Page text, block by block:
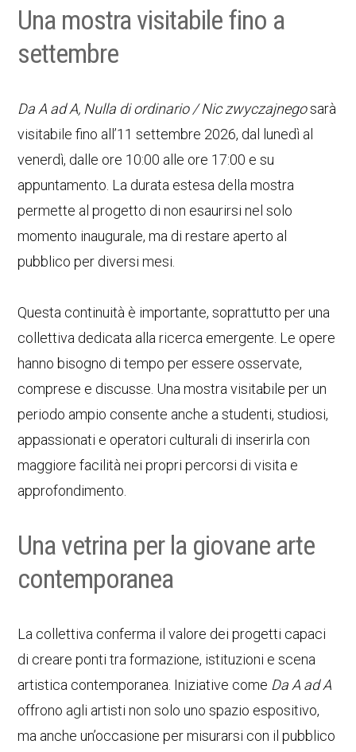
Una mostra visitabile fino a
settembre
Da A ad A, Nulla di ordinario / Nic zwyczajnegosarà
visitabile fino all’11 settembre 2026, dal lunedì al
venerdì, dalle ore 10:00 alle ore 17:00 e su
appuntamento. La durata estesa della mostra
permette al progetto di non esaurirsi nel solo
momento inaugurale, ma di restare aperto al
pubblico per diversi mesi.
Questa continuità è importante, soprattutto per una
collettiva dedicata alla ricerca emergente. Le opere
hanno bisogno di tempo per essere osservate,
comprese e discusse. Una mostra visitabile per un
periodo ampio consente anche a studenti, studiosi,
appassionati e operatori culturali di inserirla con
maggiore facilità nei propri percorsi di visita e
approfondimento.
Una vetrina per la giovane arte
contemporanea
La collettiva conferma il valore dei progetti capaci
di creare ponti tra formazione, istituzioni e scena
artistica contemporanea. Iniziative come Da A ad A
offrono agli artisti non solo uno spazio espositivo,
ma anche un’occasione per misurarsi con il pubblico